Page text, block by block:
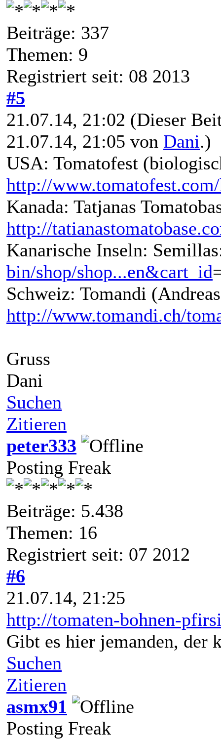
Beiträge: 337
Themen: 9
Registriert seit: 08 2013
#5
21.07.14, 21:02 (Dieser
21.07.14, 21:05 von Dani.)
USA: Tomatofest
http://
Kanada: Tatjanas
http://
Kanarische Inseln:
bin/shop/shop...en&cart_id
Schweiz: Tomandi
http://www.tomandi.ch/
Gruss
Dani
Suchen
Zitieren
peter333
Posting Freak
Beiträge: 5.438
Themen: 16
Registriert seit: 07 2012
#6
21.07.14, 21:25
http://tomaten-bohnen-
Gibt es hier jemanden, der
Suchen
Zitieren
asmx91
Posting Freak